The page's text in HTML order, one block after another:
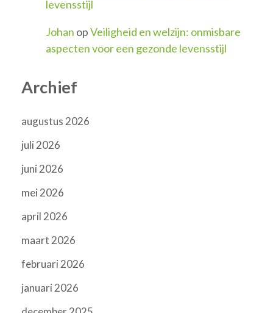
levensstijl
Johan opVeiligheid en welzijn: onmisbare
aspecten voor een gezonde levensstijl
Archief
augustus 2026
juli 2026
juni 2026
mei 2026
april 2026
maart 2026
februari 2026
januari 2026